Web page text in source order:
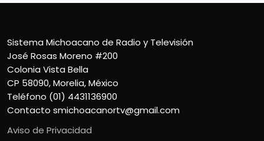
Sistema Michoacano de Radio y Televisión
José Rosas Moreno #200
Colonia Vista Bella
CP 58090, Morelia, México
Teléfono (01) 4431136900
Contacto smichoacanortv@gmail.com
Aviso de Privacidad